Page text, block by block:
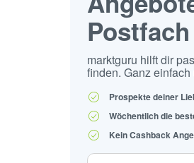
Postfach
marktguru hilft dir
finden. Ganz
Prospekte deiner
Wöchentlich die
Kein Cashback